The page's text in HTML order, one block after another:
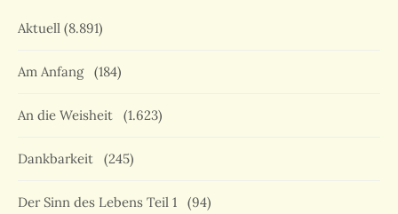
Aktuell (8.891)
Am Anfang (184)
An die Weisheit (1.623)
Dankbarkeit (245)
Der Sinn des Lebens Teil 1 (94)